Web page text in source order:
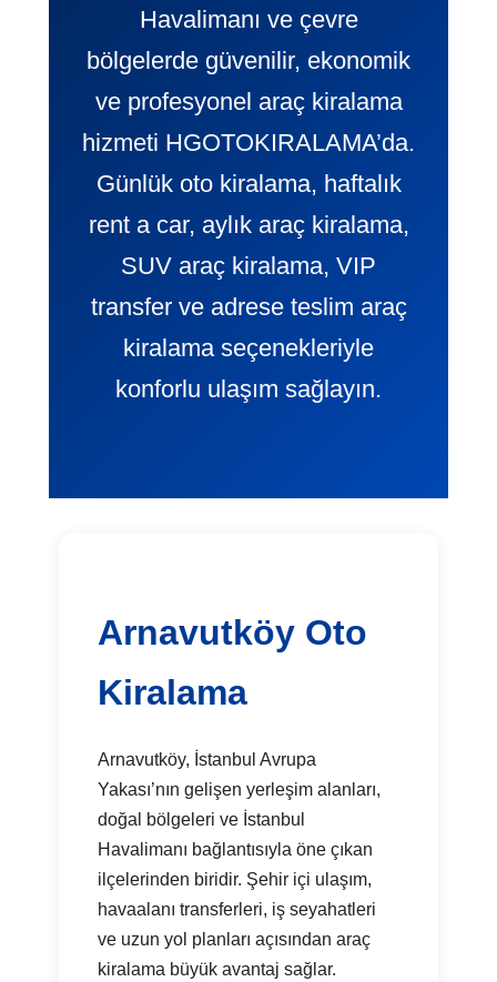
Havalimanı ve çevre
bölgelerde güvenilir, ekonomik
ve profesyonel araç kiralama
hizmeti HGOTOKIRALAMA’da.
Günlük oto kiralama, haftalık
rent a car, aylık araç kiralama,
SUV araç kiralama, VIP
transfer ve adrese teslim araç
kiralama seçenekleriyle
konforlu ulaşım sağlayın.
Arnavutköy Oto
Kiralama
Arnavutköy, İstanbul Avrupa
Yakası’nın gelişen yerleşim alanları,
doğal bölgeleri ve İstanbul
Havalimanı bağlantısıyla öne çıkan
ilçelerinden biridir. Şehir içi ulaşım,
havaalanı transferleri, iş seyahatleri
ve uzun yol planları açısından araç
kiralama büyük avantaj sağlar.